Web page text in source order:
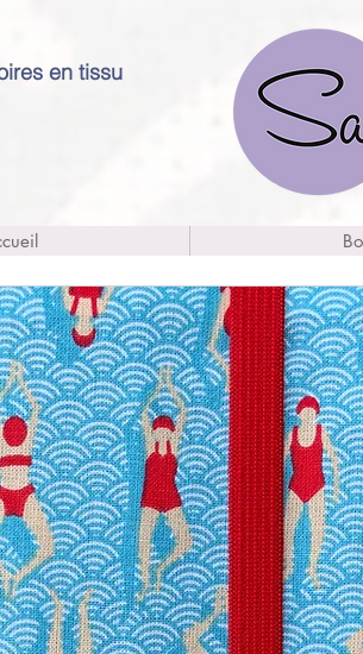
en tissu